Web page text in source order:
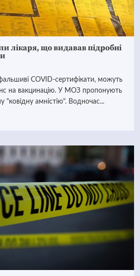
лікаря, що видавав підробні
COVID-сертифікати, можуть
на вакцинацію. У МОЗ пропонують
"ковідну амністію". Водночас...